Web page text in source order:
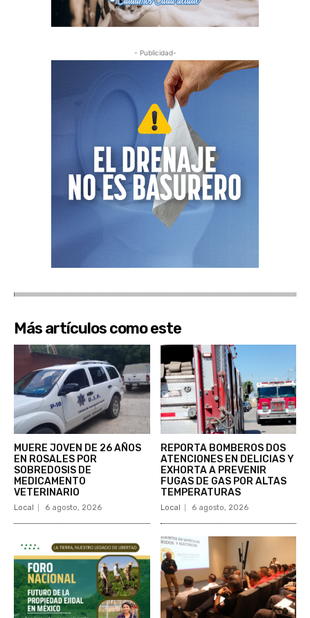
- Publicidad-
Más artículos como este
MUERE JOVEN DE 26 AÑOS
EN ROSALES POR
SOBREDOSIS DE
MEDICAMENTO
VETERINARIO
Local 6 agosto, 2026
REPORTA BOMBEROS DOS
ATENCIONES EN DELICIAS Y
EXHORTA A PREVENIR
FUGAS DE GAS POR ALTAS
TEMPERATURAS
Local 6 agosto, 2026